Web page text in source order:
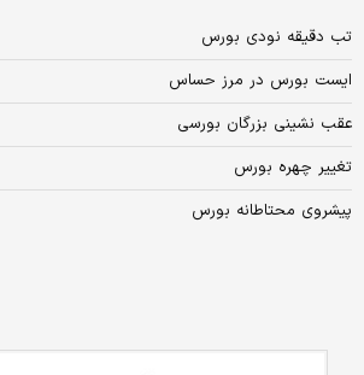
تب دقیقه نودی بورس
ایست بورس در مرز حساس
عقب نشینی بزرگان بورسی
تغییر چهره بورس
پیشروی محتاطانه بورس